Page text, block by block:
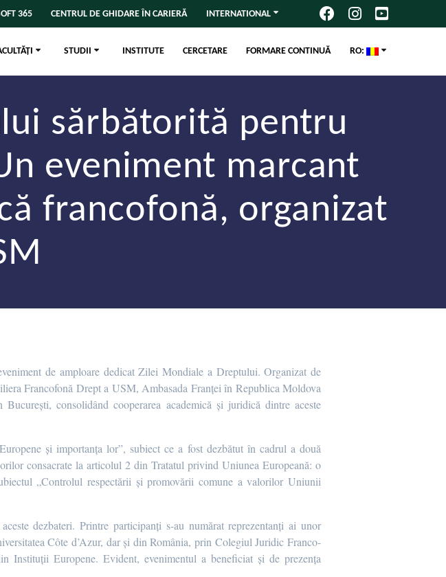
365 CENTRUL DE GHIDARE ÎN CARIERĂ INTERNATIONAL
STUDII INSTITUTE CERCETARE FORMARE CONTINUĂ RO:
sărbătorită pentru
eveniment marcant
francofonă, organizat
de amploare dedicat Zilei Mondiale a Dreptului. Organizat de
Francofonă Drept a USM, Ambasada Franței în Republica Moldova
consolidând cooperarea academică și juridică dintre aceste
și importanța lor”, subiect ce a fost dezbătut în cadrul a două
consacrate la articolul 2 din Tratatul privind Uniunea Europeană: o
„Controlul respectării și promovării comune a valorilor Uniunii
dezbateri. Printre participanți s-au numărat reprezentanți ai unor
Côte d’Azur, dar și din România, prin Colegiul Juridic Franco-
Instituții Europene. Evident, evenimentul a beneficiat și de prezența